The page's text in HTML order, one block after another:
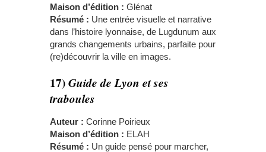
Maison d’édition : Glénat
Résumé : Une entrée visuelle et narrative
dans l’histoire lyonnaise, de Lugdunum aux
grands changements urbains, parfaite pour
(re)découvrir la ville en images.
17)Guide de Lyon et ses
traboules
Auteur : Corinne Poirieux
Maison d’édition : ELAH
Résumé : Un guide pensé pour marcher,